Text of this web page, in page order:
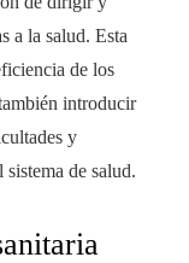
a la salud. Esta
de los
introducir
y
de salud.